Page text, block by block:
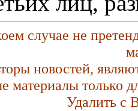
случае не
новостей,
материалы только
Удалить с